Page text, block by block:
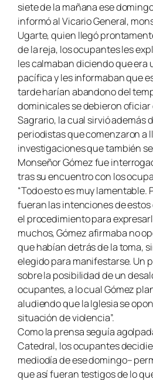
siete de la mañana ese
informó al Vicario General,
Ugarte, quien llegó
de la reja, los ocupantes les
les calmaban diciendo que era
pacífica y les informaban que
tarde harían abandono del
dominicales se debieron oficiar
Sagrario, la cual sirvió además
periodistas que comenzaron a
investigaciones que también
Monseñor Gómez fue
tras su encuentro con los
“Todo esto es muy lamentable.
fueran las intenciones de
el procedimiento para
muchos, Gómez afirmaba no
que habían detrás de la toma,
elegido para manifestarse. Un
sobre la posibilidad de un
ocupantes, a lo cual Gómez
aludiendo que la Iglesia se
situación de violencia”.
Como la prensa seguía
Catedral, los ocupantes
mediodía de ese domingo–
que así fueran testigos de lo